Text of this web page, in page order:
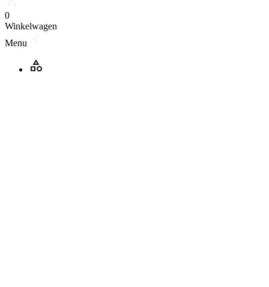
0
Winkelwagen
Menu